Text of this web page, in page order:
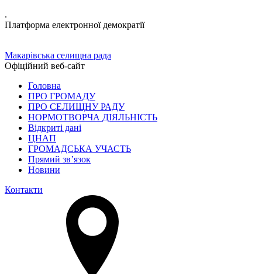
.
Платформа електронної демократії
Макарівська селищна рада
Офіційний веб-сайт
Головна
ПРО ГРОМАДУ
ПРО СЕЛИЩНУ РАДУ
НОРМОТВОРЧА ДІЯЛЬНІСТЬ
Відкриті дані
ЦНАП
ГРОМАДСЬКА УЧАСТЬ
Прямий зв’язок
Новини
Контакти